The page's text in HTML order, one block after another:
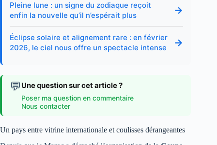
Pleine lune : un signe du zodiaque reçoit
enfin la nouvelle qu’il n’espérait plus
→
Éclipse solaire et alignement rare : en février
2026, le ciel nous offre un spectacle intense
→
💬 Une question sur cet article ?
Poser ma question en commentaire
Nous contacter
Un pays entre vitrine internationale et coulisses dérangeantes